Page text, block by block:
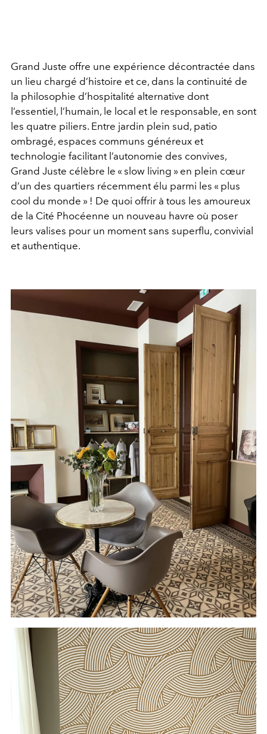
Grand Juste offre une expérience décontractée dans
un lieu chargé d’histoire et ce, dans la continuité de
la philosophie d’hospitalité alternative dont
l’essentiel, l’humain, le local et le responsable, en sont
les quatre piliers. Entre jardin plein sud, patio
ombragé, espaces communs généreux et
technologie facilitant l’autonomie des convives,
Grand Juste célèbre le « slow living » en plein cœur
d’un des quartiers récemment élu parmi les « plus
cool du monde » ! De quoi offrir à tous les amoureux
de la Cité Phocéenne un nouveau havre où poser
leurs valises pour un moment sans superflu, convivial
et authentique.